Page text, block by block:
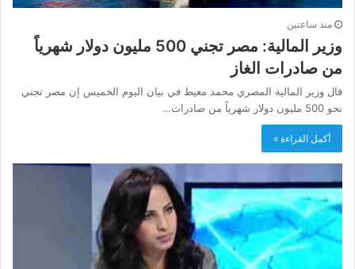
منذ ساعتين
وزير المالية: مصر تجني 500 مليون دولار شهرياً
من صادرات الغاز
قال وزير المالية المصري محمد معيط في بيان اليوم الخميس إن مصر تجني
نحو 500 مليون دولار شهرياً من صادرات…
أكمل القراءة »